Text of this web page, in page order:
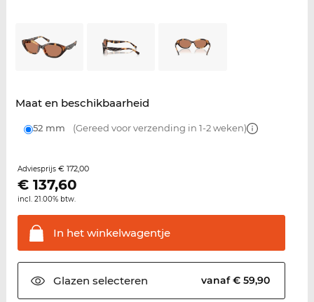
Maat en beschikbaarheid
52 mm (Gereed voor verzending in 1-2 weken)
Adviesprijs € 172,00
€ 137,60
incl. 21.00% btw.
In hetwinkelwagentje
Glazen selecteren vanaf € 59,90